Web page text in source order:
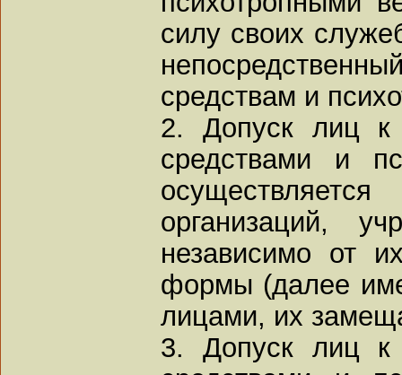
силу своих
средствам и
2. Допуск лиц к
средствами и
организаций,
независимо от
формы (далее
лицами, их
3. Допуск лиц к